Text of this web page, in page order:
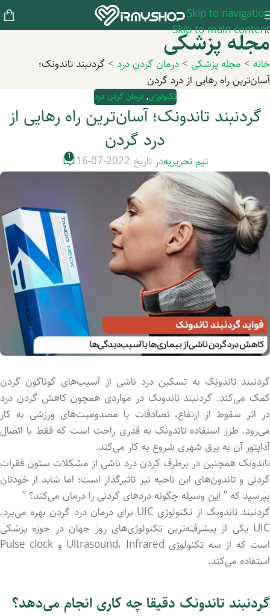
Skip to navigation
Skip to main content
مجله پزشکی
خانه > مجله پزشکی > درمان گردن درد > گردنبند تاندونک؛
آسان‌ترین راه رهایی از درد گردن
تکنولوژی, درمان گردن درد
گردنبند تاندونک؛ آسان‌ترین راه رهایی از
درد گردن
تیم تحریریهدر تاریخ 2022-07-16 1
گردنبند تاندونِک به تسکین درد ناشی از آسیب‌های گوناگون گردن
کمک می‌کند. گردنبند تاندونک در مواردی همچون کاهش گردن درد
در اثر سقوط از ارتفاع، تصادفات یا مصدومیت‌های ورزشی به کار
می‌رود. طرز استفاده تاندونک به قدری راحت است که فقط با اتصال
آداپتور آن به برق شهری شروع به کار می‌کند.
تاندونک همچنین در برطرف کردن درد ناشی از مشکلات ستون فقرات
گردنی و تاندون‌های این ناحیه نیز تاثیرگذار است؛ اما شاید از خودتان
بپرسید که ” این وسیله چگونه دردهای گردنی را درمان می‌کند؟ ”
گردنبند تاندونک از تکنولوژی UIC برای درمان درد گردن بهره می‌برد.
UIC یکی از پیشرفته‌ترین تکنولوژی‌های روز جهان در حوزه پزشکی
است که از سه تکنولوژی Ultrasound، Infrared و Pulse clock
استفاده می‌کند.
گردنبند تاندونک دقیقا چه کاری انجام می‌دهد؟